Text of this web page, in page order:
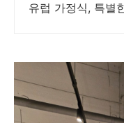
유럽 가정식, 특별